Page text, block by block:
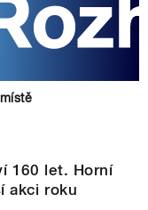
160 let. Horní
akci roku